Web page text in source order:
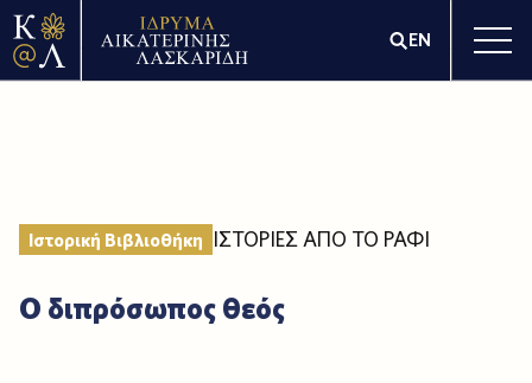
EN
Ιστορική Βιβλιοθήκη ΙΣΤΟΡΙΕΣ ΑΠΟ ΤΟ ΡΑΦΙ
Ο διπρόσωπος θεός